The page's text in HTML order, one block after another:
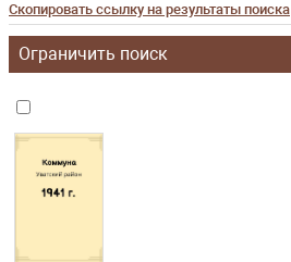
Скопировать ссылку на результаты поиска
Ограничить поиск